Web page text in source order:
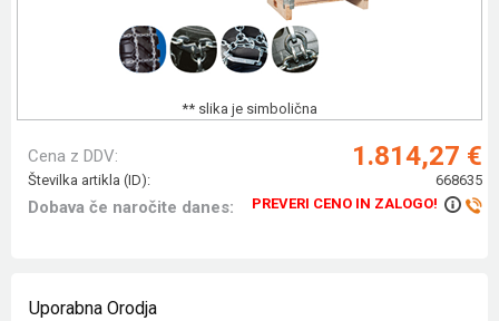
** slika je simbolična
Cena z DDV: 1.814,27 €
Številka artikla (ID): 668635
Dobava če naročite danes: PREVERI CENO IN ZALOGO!
Uporabna Orodja